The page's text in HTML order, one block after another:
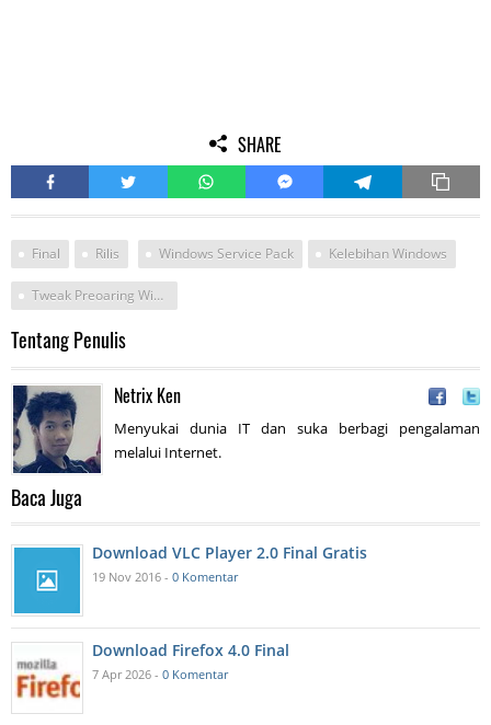
SHARE
Final Rilis Windows Service Pack Kelebihan Windows
Tweak Preoaring Windows
Tentang Penulis
Netrix Ken
Menyukai dunia IT dan suka berbagi pengalaman
melalui Internet.
Baca Juga
Download VLC Player 2.0 Final Gratis
19 Nov 2016 - 0 Komentar
Download Firefox 4.0 Final
7 Apr 2026 - 0 Komentar